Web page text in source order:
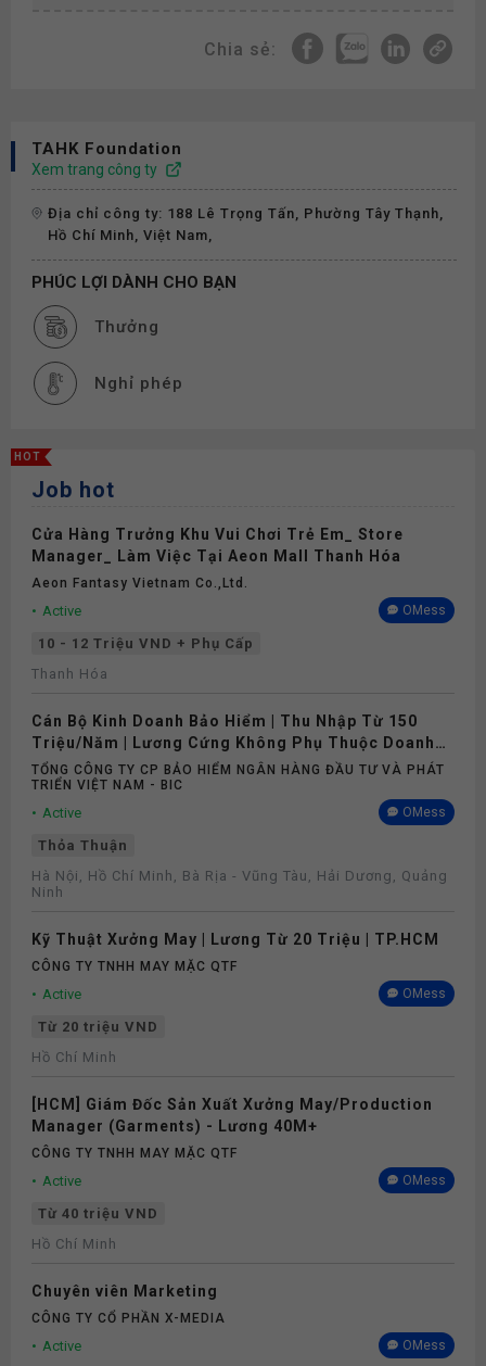
Chia sẻ:
TAHK Foundation
Xem trang công ty
Địa chỉ công ty: 188 Lê Trọng Tấn, Phường Tây Thạnh,
Hồ Chí Minh, Việt Nam,
PHÚC LỢI DÀNH CHO BẠN
Thưởng
Nghỉ phép
HOT
Job hot
Cửa Hàng Trưởng Khu Vui Chơi Trẻ Em_ Store
Manager_ Làm Việc Tại Aeon Mall Thanh Hóa
Aeon Fantasy Vietnam Co.,ltd.
Active OMess
10 - 12 Triệu VND + Phụ Cấp
Thanh Hóa
Cán Bộ Kinh Doanh Bảo Hiểm | Thu Nhập Từ 150
Triệu/Năm | Lương Cứng Không Phụ Thuộc Doanh
Số
TỔNG CÔNG TY CP BẢO HIỂM NGÂN HÀNG ĐẦU TƯ VÀ PHÁT
TRIỂN VIỆT NAM - BIC
Active OMess
Thỏa Thuận
Hà Nội, Hồ Chí Minh, Bà Rịa - Vũng Tàu, Hải Dương, Quảng
Ninh
Kỹ Thuật Xưởng May | Lương Từ 20 Triệu | TP.HCM
CÔNG TY TNHH MAY MẶC QTF
Active OMess
Từ 20 triệu VND
Hồ Chí Minh
[HCM] Giám Đốc Sản Xuất Xưởng May/Production
Manager (Garments) - Lương 40M+
CÔNG TY TNHH MAY MẶC QTF
Active OMess
Từ 40 triệu VND
Hồ Chí Minh
Chuyên viên Marketing
CÔNG TY CỔ PHẦN X-MEDIA
Active OMess